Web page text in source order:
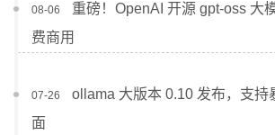
08-06
重磅！OpenAI 开源 gpt-oss 大
费商用
07-26
ollama 大版本 0.10 发布，支持
面